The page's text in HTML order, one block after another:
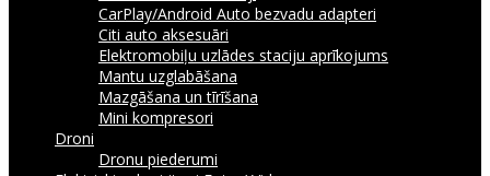
CarPlay/Android Auto bezvadu adapteri
Citi auto aksesuāri
Elektromobiļu uzlādes staciju aprīkojums
Mantu uzglabāšana
Mazgāšana un tīrīšana
Mini kompresori
Droni
Dronu piederumi